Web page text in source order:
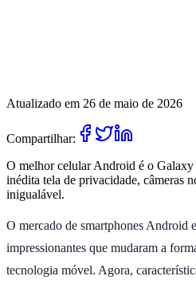
Atualizado em 26 de maio de 2026
Compartilhar:
O melhor celular Android é o Galaxy
inédita tela de privacidade, câmeras
inigualável.
O mercado de smartphones Android
impressionantes que mudaram a
tecnologia móvel. Agora,